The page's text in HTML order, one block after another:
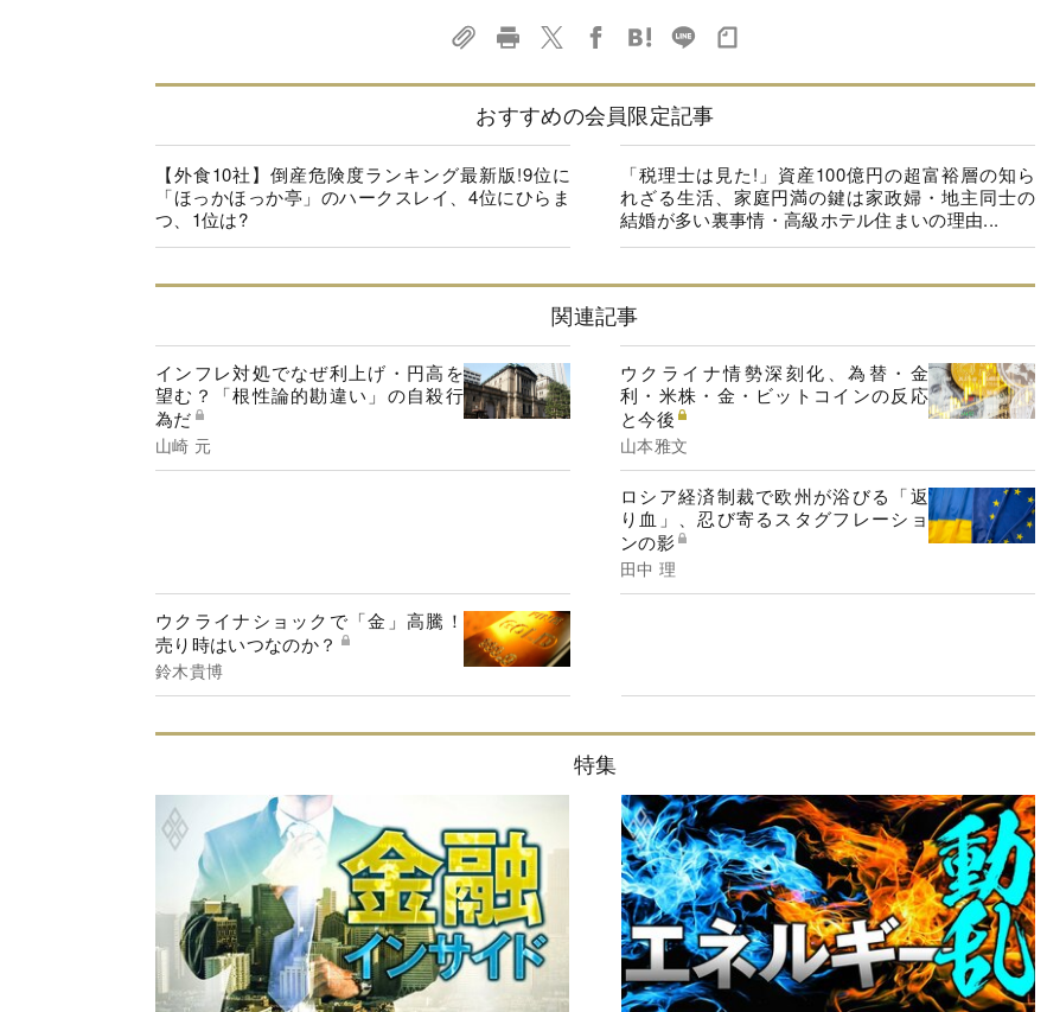
おすすめの会員限定記事
【外食10社】倒産危険度ランキング最新版!9位に
「ほっかほっか亭」のハークスレイ、4位にひらま
つ、1位は?
「税理士は見た!」資産100億円の超富裕層の知ら
れざる生活、家庭円満の鍵は家政婦・地主同士の
結婚が多い裏事情・高級ホテル住まいの理由...
関連記事
インフレ対処でなぜ利上げ・円高を
望む？「根性論的勘違い」の自殺行
為だ
山崎 元
ウクライナ情勢深刻化、為替・金
利・米株・金・ビットコインの反応
と今後
山本雅文
ロシア経済制裁で欧州が浴びる「返
り血」、忍び寄るスタグフレーショ
ンの影
田中 理
ウクライナショックで「金」高騰！
売り時はいつなのか？
鈴木貴博
特集